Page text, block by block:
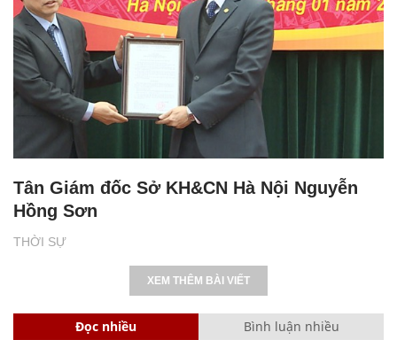
THỜI SỰ
Tân Giám đốc Sở KH&CN Hà Nội Nguyễn
Hồng Sơn
XEM THÊM BÀI VIẾT
Đọc nhiều Bình luận nhiều